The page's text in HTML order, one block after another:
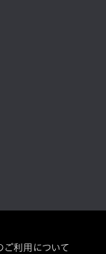
ご利用について